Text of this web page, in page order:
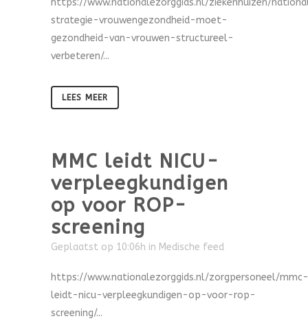
https://www.nationalezorggids.nl/ziekenhuizen/
strategie-vrouwengezondheid-moet-
gezondheid-van-vrouwen-structureel-
verbeteren/...
LEES MEER
MMC leidt NICU-
verpleegkundigen
op voor ROP-
screening
Geplaatst op 10:06h in Medische feed
https://www.nationalezorggids.nl/zorgpersoneel/mmc-
leidt-nicu-verpleegkundigen-op-voor-rop-
screening/...